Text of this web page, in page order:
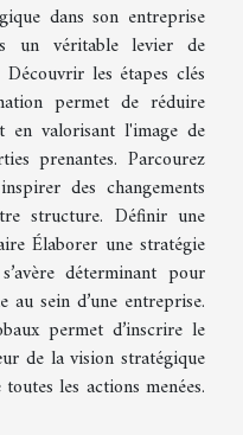
dans son entreprise
un véritable levier de
les étapes clés
permet de réduire
en valorisant l'image de
prenantes. Parcourez
des changements
structure. Définir une
Élaborer une stratégie
déterminant pour
sein d’une entreprise.
permet d’inscrire le
de la vision stratégique
les actions menées.